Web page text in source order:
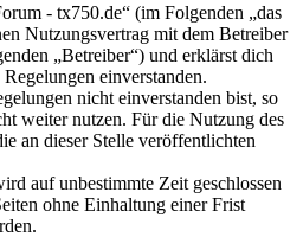
- tx750.de“ (im Folgenden „das
Nutzungsvertrag mit dem Betreiber
„Betreiber“) und erklärst dich
einverstanden.
nicht einverstanden bist, so
weiter nutzen. Für die Nutzung des
an dieser Stelle veröffentlichten
auf unbestimmte Zeit geschlossen
ohne Einhaltung einer Frist